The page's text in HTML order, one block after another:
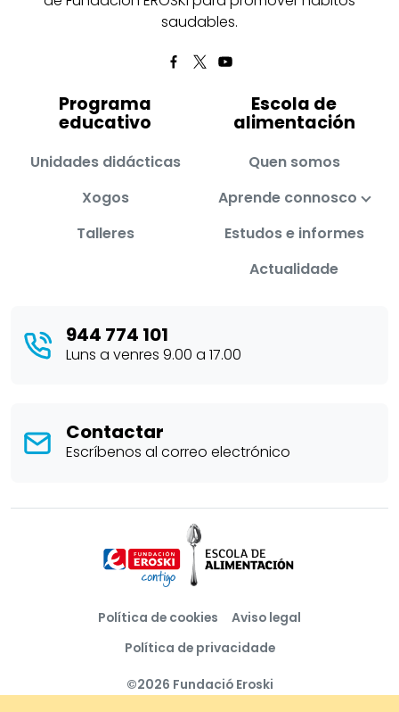
saudables.
Programa
educativo
Unidades didácticas
Xogos
Talleres
Escola de
alimentación
Quen somos
Aprende connosco
Estudos e informes
Actualidade
944 774 101
Luns a venres 9.00 a 17.00
Contactar
Escríbenos al correo electrónico
©2026 Fundació Eroski
Política de cookies
Aviso legal
Política de privacidade